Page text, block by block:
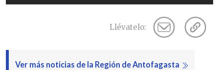
Llévatelo:
Ver más noticias de la Región de Antofagasta